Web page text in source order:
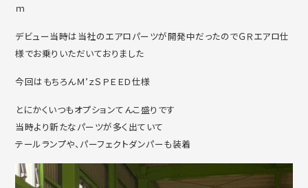
ｍ
デビュー当時は当社のエアロパーツが開発中だったのでＧＲエアロ仕
様でお乗りいただいておりました
今回はもちろんＭ’ｚＳＰＥＥＤ仕様
とにかくいつもオプションてんこ盛りです
当時より新たなパーツが多く出ていて
テールランプや、パーフェクトダンパーも装着